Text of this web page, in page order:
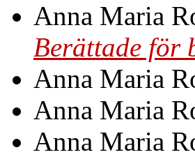
Anna Maria
Berättade för
Anna Maria
Anna Maria
Anna Maria